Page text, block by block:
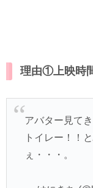
理由①上映時
アバター見て
トイレー！！
ぇ・・・。